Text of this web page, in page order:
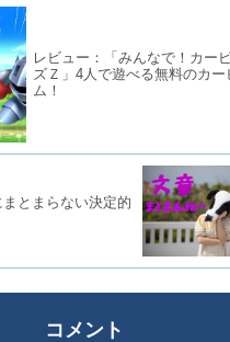
レビュー：「みんなで！カー
ズＺ」4人で遊べる無料のカー
ム！
とまらない決定的
コメント